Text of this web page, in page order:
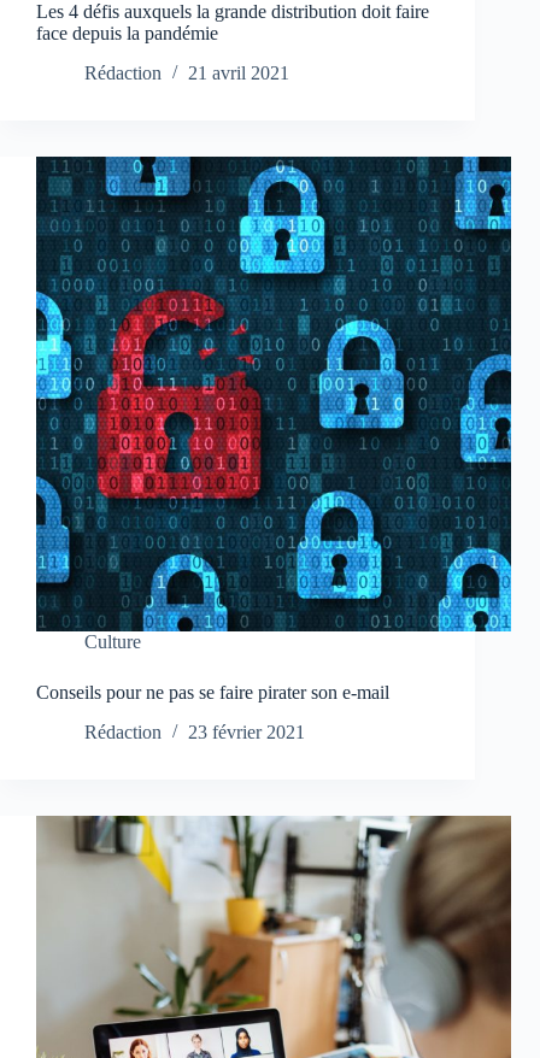
Les 4 défis auxquels la grande distribution doit faire
face depuis la pandémie
Rédaction
21 avril 2021
Culture
Conseils pour ne pas se faire pirater son e-mail
Rédaction
23 février 2021